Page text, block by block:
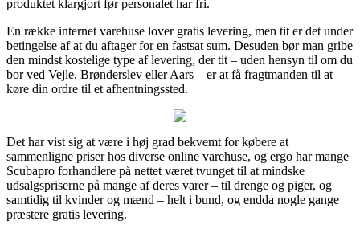
produktet klargjort før personalet har fri.
En række internet varehuse lover gratis levering, men tit er det under
betingelse af at du aftager for en fastsat sum. Desuden bør man gribe
den mindst kostelige type af levering, der tit – uden hensyn til om du
bor ved Vejle, Brønderslev eller Aars – er at få fragtmanden til at
køre din ordre til et afhentningssted.
Det har vist sig at være i høj grad bekvemt for købere at
sammenligne priser hos diverse online varehuse, og ergo har mange
Scubapro forhandlere på nettet været tvunget til at mindske
udsalgspriserne på mange af deres varer – til drenge og piger, og
samtidig til kvinder og mænd – helt i bund, og endda nogle gange
præstere gratis levering.